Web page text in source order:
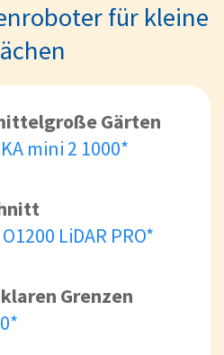
für kleine
Gärten
mini 2 1000*
LiDAR PRO*
Grenzen